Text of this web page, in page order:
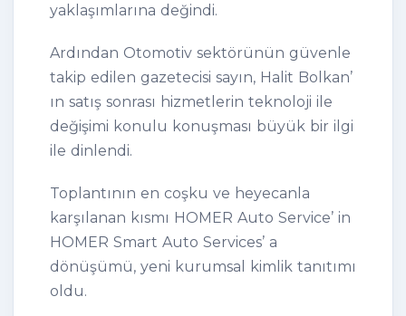
yaklaşımlarına değindi.
Ardından Otomotiv sektörünün güvenle
takip edilen gazetecisi sayın, Halit Bolkan’
ın satış sonrası hizmetlerin teknoloji ile
değişimi konulu konuşması büyük bir ilgi
ile dinlendi.
Toplantının en coşku ve heyecanla
karşılanan kısmı HOMER Auto Service’ in
HOMER Smart Auto Services’ a
dönüşümü, yeni kurumsal kimlik tanıtımı
oldu.